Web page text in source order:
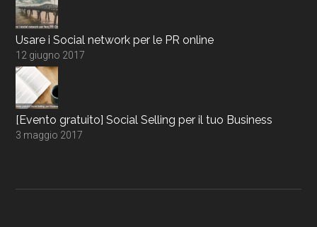
Usare i Social network per le PR online
12 giugno 2017
[Evento gratuito] Social Selling per il tuo Business
3 maggio 2017